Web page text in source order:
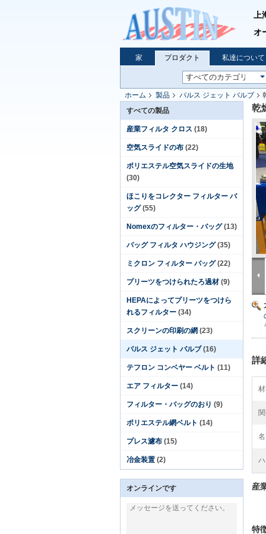
オ
家 プロダクト 私達について
ホーム 製品 パルス ジェット バルブ
すべての製品
産業フィルタ クロス (18)
空気スライドの布 (22)
ポリエステル空気スライドの生地
(30)
ほこりをコレクター フィルター バ
ッグ (55)
Nomexのフィルター・バッグ (13)
バッグ フィルタ ハウジング (35)
ミクロン フィルター バッグ (22)
プリーツをつけられたろ過材 (9)
HEPAによってプリーツをつけら
れるフィルター (34)
スクリーンの印刷の網 (23)
パルス ジェット バルブ (16)
テフロン コンベヤー ベルト (11)
エア フィルター (14)
フィルター・バッグのおり (9)
ポリエステル網ベルト (14)
プレス濾布 (15)
冶金装置 (2)
オンラインです
乾
詳
産
特